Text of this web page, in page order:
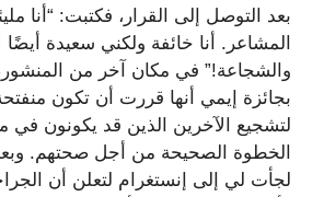
بعد التوصل إلى القرار، فكتبت: “أنا
المشاعر. أنا خائفة ولكني سعيدة أيضًا
والشجاعة!” في مكان آخر من
بجائزة إيمي أنها قررت أن تكون
لتشجيع الآخرين الذين قد يكونون في
الخطوة الصحيحة من أجل صحتهم.
لجأت لي إلى إنستغرام لتعلن أن